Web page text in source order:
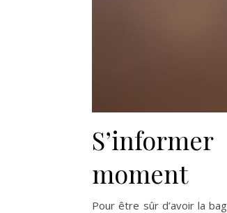
moment
Pour être sûr d’avoir la